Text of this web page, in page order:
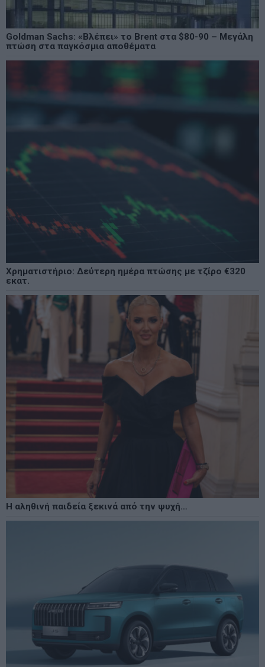
Goldman Sachs: «Βλέπει» το Brent στα $80-90 – Μεγάλη
πτώση στα παγκόσμια αποθέματα
Χρηματιστήριο: Δεύτερη ημέρα πτώσης με τζίρο €320
εκατ.
Η αληθινή παιδεία ξεκινά από την ψυχή…